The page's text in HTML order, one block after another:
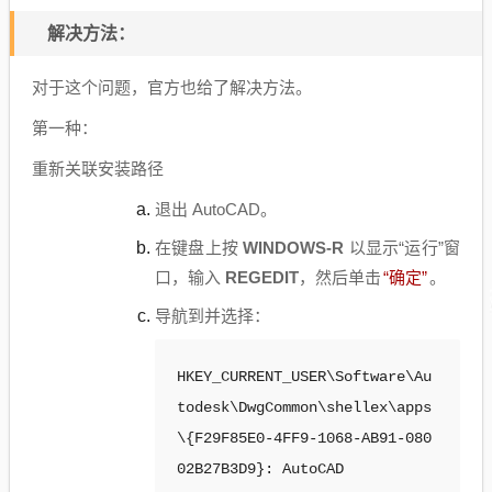
解决方法：
对于这个问题，官方也给了解决方法。
第一种：
重新关联安装路径
退出 AutoCAD。
在键盘上按WINDOWS-R 以显示“运行”窗
口，输入 REGEDIT，然后单击“确定”。
导航到并选择：
HKEY_CURRENT_USER\Software\Au
todesk\DwgCommon\shellex\apps
\{F29F85E0-4FF9-1068-AB91-080
02B27B3D9}: AutoCAD